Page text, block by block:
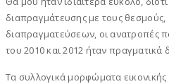
διαπραγμάτευσης με τους
διαπραγματεύσεων, οι ανατροπές
του 2010 και 2012 ήταν πραγματικά
Τα συλλογικά μορφώματα